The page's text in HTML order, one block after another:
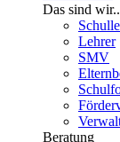
Das sind
Lehrer
SMV
Beratung